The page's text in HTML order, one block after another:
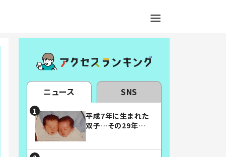
ニュース SNS
平成7年に生まれた
双子…その29年後